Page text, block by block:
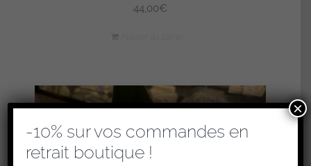
44,00€
-10% sur vos commandes en
retrait boutique !
×